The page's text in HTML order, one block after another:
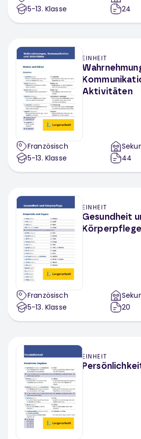
5-13. Klasse
24
EINHEIT
Aktivitäten
Französisch
5-13. Klasse
44
EINHEIT
Gesundheit
Körperpflege
Französisch
5-13. Klasse
20
EINHEIT